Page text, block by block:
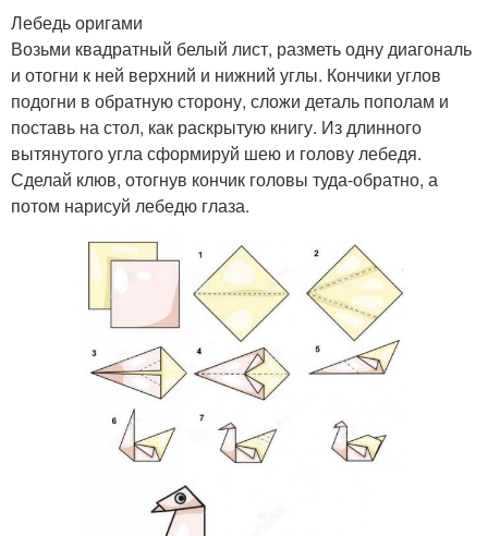
Лебедь оригами
Возьми квадратный белый лист, разметь одну диагональ
и отогни к ней верхний и нижний углы. Кончики углов
подогни в обратную сторону, сложи деталь пополам и
поставь на стол, как раскрытую книгу. Из длинного
вытянутого угла сформируй шею и голову лебедя.
Сделай клюв, отогнув кончик головы туда-обратно, а
потом нарисуй лебедю глаза.